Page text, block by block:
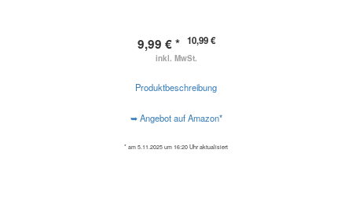
9,99 € * 10,99 €
inkl. MwSt.
Produktbeschreibung
➥ Angebot auf Amazon*
* am 5.11.2025 um 16:20 Uhr aktualisiert